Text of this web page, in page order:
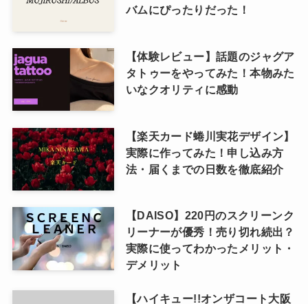
バムにぴったりだった！
【体験レビュー】話題のジャグア
タトゥーをやってみた！本物みた
いなクオリティに感動
【楽天カード蜷川実花デザイン】
実際に作ってみた！申し込み方
法・届くまでの日数を徹底紹介
【DAISO】220円のスクリーンク
リーナーが優秀！売り切れ続出？
実際に使ってわかったメリット・
デメリット
【ハイキュー!!オンザコート大阪